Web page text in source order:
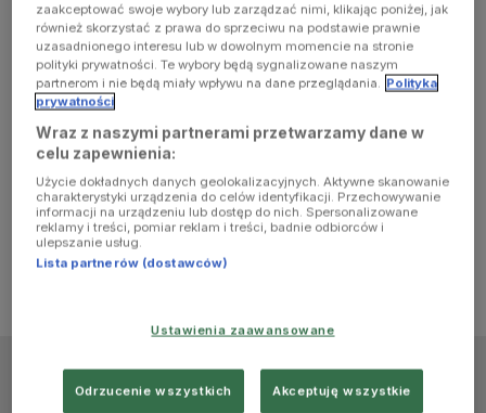
(see the
browser
console for
more
information)
zaakceptować swoje wybory lub zarządzać nimi, klikając poniżej, jak
również skorzystać z prawa do sprzeciwu na podstawie prawnie
uzasadnionego interesu lub w dowolnym momencie na stronie
polityki prywatności. Te wybory będą sygnalizowane naszym
partnerom i nie będą miały wpływu na dane przeglądania. Polityka
prywatności
Wraz z naszymi partnerami przetwarzamy dane w
celu zapewnienia:
Użycie dokładnych danych geolokalizacyjnych. Aktywne skanowanie
charakterystyki urządzenia do celów identyfikacji. Przechowywanie
informacji na urządzeniu lub dostęp do nich. Spersonalizowane
reklamy i treści, pomiar reklam i treści, badnie odbiorców i
ulepszanie usług.
Lista partnerów (dostawców)
Ustawienia zaawansowane
Odrzucenie wszystkich Akceptuję wszystkie